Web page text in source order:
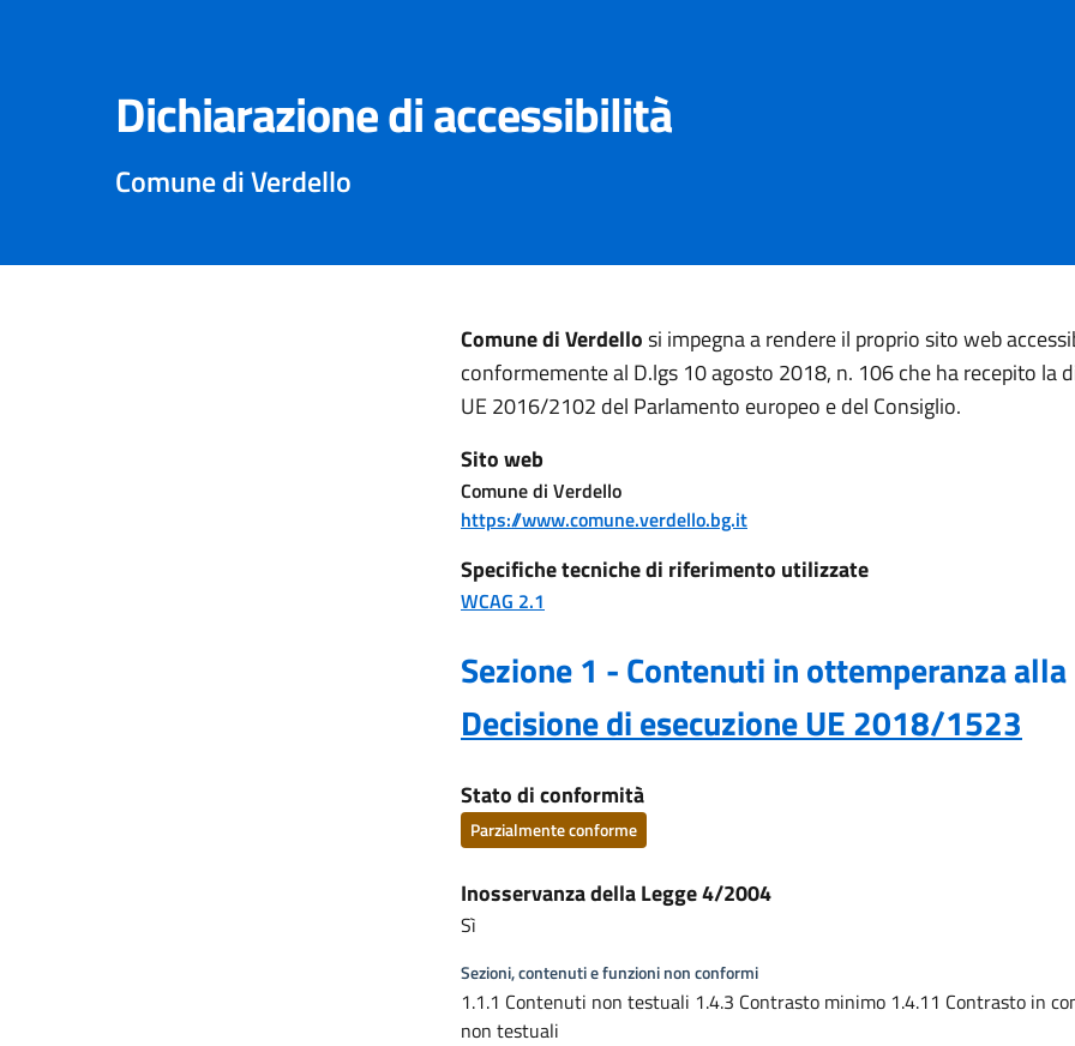
Dichiarazione di accessibilità
Comune di Verdello
Comune di Verdellosi impegna a rendere il proprio sito web
conformemente al D.lgs 10 agosto 2018, n. 106 che ha recepito la
UE 2016/2102 del Parlamento europeo e del Consiglio.
Sito web
Comune di Verdello
https://www.comune.verdello.bg.it
Specifiche tecniche di riferimento utilizzate
WCAG 2.1
Sezione 1 - Contenuti in ottemperanza alla
Decisione di esecuzione UE 2018/1523
Stato di conformità
Parzialmente conforme
Inosservanza della Legge 4/2004
Sì
Sezioni, contenuti e funzioni non conformi
1.1.1 Contenuti non testuali 1.4.3 Contrasto minimo 1.4.11 Contrasto in
non testuali